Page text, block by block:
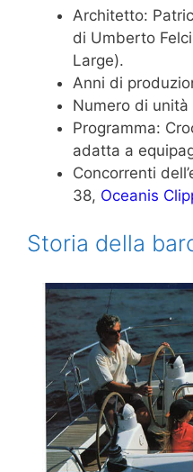
Architetto:
di Umberto
Large).
Anni di
Numero di
Programma:
adatta a
Concorrenti
38, Oceanis
Storia della